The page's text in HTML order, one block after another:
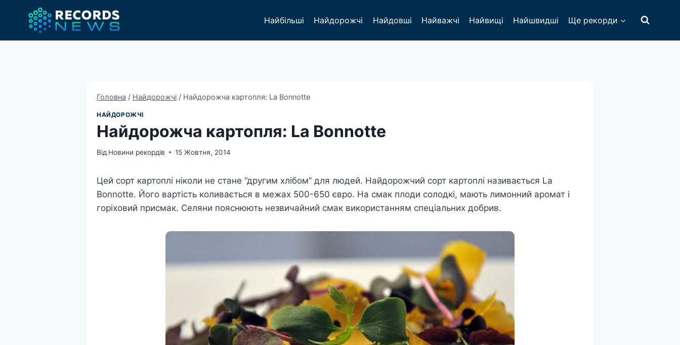
Найбільші Найдорожчі Найдовші Найважчі Найвищі Найшвидші Ще рекорди
Головна / Найдорожчі / Найдорожча картопля: La Bonnotte
НАЙДОРОЖЧІ
Найдорожча картопля: La Bonnotte
Від Новини рекордів 15 Жовтня, 2014
Цей сорт картоплі ніколи не стане “другим хлібом” для людей. Найдорожчий сорт картоплі називається La
Bonnotte. Його вартість коливається в межах 500-650 євро. На смак плоди солодкі, мають лимонний аромат і
горіховий присмак. Селяни пояснюють незвичайний смак використанням спеціальних добрив.